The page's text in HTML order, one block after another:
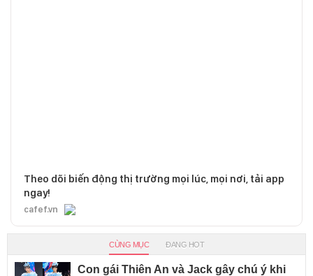
Theo dõi biến động thị trường mọi lúc, mọi nơi, tải app
ngay!
cafef.vn
CÙNG MỤC ĐANG HOT
Con gái Thiên An và Jack gây chú ý khi